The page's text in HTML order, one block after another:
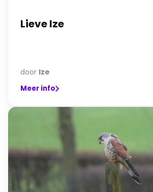
Lieve Ize
door Ize
Meer info